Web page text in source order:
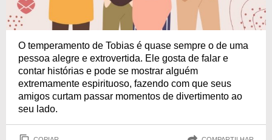
O temperamento de Tobias é quase sempre o de uma
pessoa alegre e extrovertida. Ele gosta de falar e
contar histórias e pode se mostrar alguém
extremamente espirituoso, fazendo com que seus
amigos curtam passar momentos de divertimento ao
seu lado.